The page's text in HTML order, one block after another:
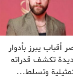
أقباب يبرز بأدوار
تكشف قدراته
وتسلط…